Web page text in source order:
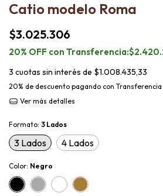
Catio modelo Roma
$3.025.306
3 cuotas sin interés de $1.008.435,33
20% de descuento pagando con Transferencia
Ver más detalles
Formato: 3 Lados
3 Lados 4 Lados
Color: Negro